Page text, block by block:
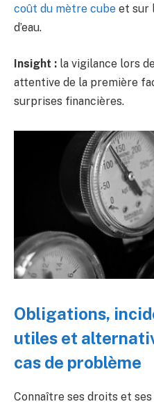
coût du mètre cube et sur
d’eau.
Insight : la vigilance lors
attentive de la première
surprises financières.
Obligations,
utiles et
cas de problème
Connaître ses droits et ses